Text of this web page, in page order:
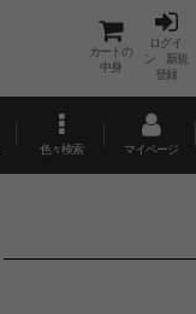
カートの
中身
ログイ
ン 新規
登録
色々検索 マイページ